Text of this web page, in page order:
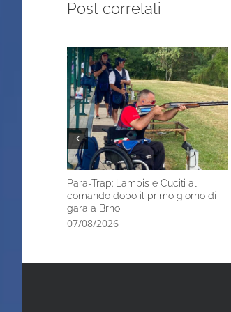
Post correlati
Para-Trap: Lampis e Cuciti al
comando dopo il primo giorno di
gara a Brno
07/08/2026